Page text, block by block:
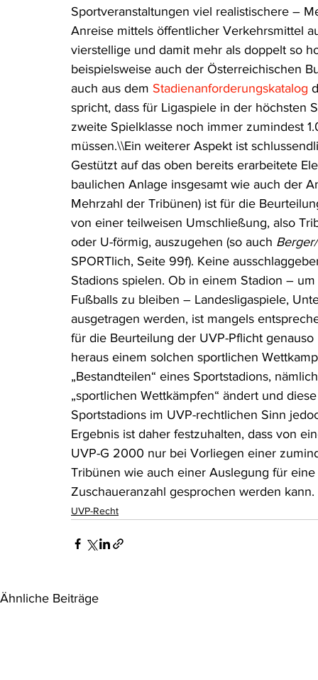
Sportveranstaltungen viel realistischere –
Anreise mittels öffentlicher Verkehrsmittel
vierstellige und damit mehr als doppelt so
beispielsweise auch der Österreichischen
auch aus dem Stadienanforderungskatalog
spricht, dass für Ligaspiele in der
zweite Spielklasse noch immer zumindest
müssen.\\Ein weiterer Aspekt ist
Gestützt auf das oben bereits erarbeitete
baulichen Anlage insgesamt wie auch der
Mehrzahl der Tribünen) ist für die
von einer teilweisen Umschließung, also
oder U-förmig, auszugehen (so auch
SPORTlich, Seite 99f). Keine
Stadions spielen. Ob in einem Stadion –
Fußballs zu bleiben – Landesligaspiele,
ausgetragen werden, ist mangels
für die Beurteilung der UVP-Pflicht
heraus einem solchen sportlichen
„Bestandteilen“ eines Sportstadions,
„sportlichen Wettkämpfen“ ändert und
Sportstadions im UVP-rechtlichen Sinn
Ergebnis ist daher festzuhalten, dass von
UVP-G 2000 nur bei Vorliegen einer
Tribünen wie auch einer Auslegung für
Zuschaueranzahl gesprochen werden kann.
UVP-Recht
Ähnliche Beiträge